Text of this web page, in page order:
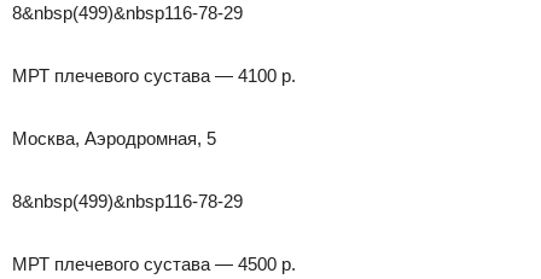
8&nbsp(499)&nbsp116-78-29
МРТ плечевого сустава — 4100 р.
Москва, Аэродромная, 5
8&nbsp(499)&nbsp116-78-29
МРТ плечевого сустава — 4500 р.